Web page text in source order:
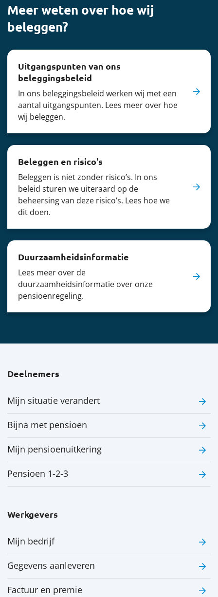
Meer weten over hoe wij
beleggen?
Uitgangspunten van ons
beleggingsbeleid
In ons beleggingsbeleid werken wij met een
aantal uitgangspunten. Lees meer over hoe
wij beleggen.
Beleggen en risico's
Beleggen is niet zonder risico’s. In ons
beleid sturen we uiteraard op de
beheersing van deze risico’s. Lees hoe we
dit doen.
Duurzaamheidsinformatie
Lees meer over de
duurzaamheidsinformatie over onze
pensioenregeling.
Deelnemers
Mijn situatie verandert
Bijna met pensioen
Mijn pensioenuitkering
Pensioen 1-2-3
Werkgevers
Mijn bedrijf
Gegevens aanleveren
Factuur en premie